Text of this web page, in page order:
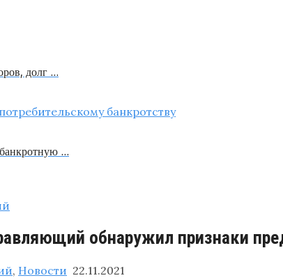
долг …
…
обнаружил признаки
, Новости 22.11.2021